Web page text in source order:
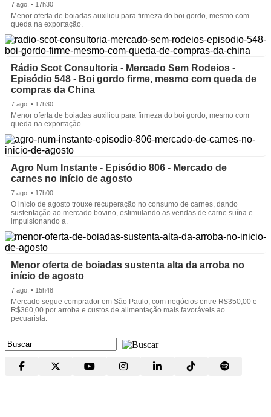
7 ago. • 17h30
Menor oferta de boiadas auxiliou para firmeza do boi gordo, mesmo com
queda na exportação.
Rádio Scot Consultoria - Mercado Sem Rodeios -
Episódio 548 - Boi gordo firme, mesmo com queda de
compras da China
7 ago. • 17h30
Menor oferta de boiadas auxiliou para firmeza do boi gordo, mesmo com
queda na exportação.
Agro Num Instante - Episódio 806 - Mercado de
carnes no início de agosto
7 ago. • 17h00
O início de agosto trouxe recuperação no consumo de carnes, dando
sustentação ao mercado bovino, estimulando as vendas de carne suína e
impulsionando a.
Menor oferta de boiadas sustenta alta da arroba no
início de agosto
7 ago. • 15h48
Mercado segue comprador em São Paulo, com negócios entre R$350,00 e
R$360,00 por arroba e custos de alimentação mais favoráveis ao
pecuarista.